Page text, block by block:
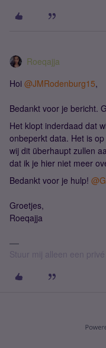
Roeqajja
Hoi @JMRodenburg15,
Bedankt voor je bericht.
Het klopt inderdaad dat
onbeperkt data. Het is
wij dit überhaupt zullen
dat ik je hier niet meer
Bedankt voor je hulp!
Groetjes,
Roeqajja
Stuur mij alleen een